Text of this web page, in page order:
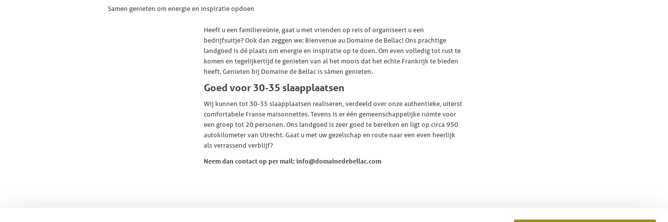
Samen genieten om energie en inspiratie opdoen
Heeft u een familiereünie, gaat u met vrienden op reis of organiseert u een
bedrijfsuitje? Ook dan zeggen we: Bienvenue au Domaine de Bellac! Ons prachtige
landgoed is dé plaats om energie en inspiratie op te doen. Om even volledig tot rust te
komen en tegelijkertijd te genieten van al het moois dat het echte Frankrijk te bieden
heeft. Genieten bij Domaine de Bellac is sámen genieten.
Goed voor 30-35 slaapplaatsen
Wij kunnen tot 30-35 slaapplaatsen realiseren, verdeeld over onze authentieke, uiterst
comfortabele Franse maisonnettes. Tevens is er één gemeenschappelijke ruimte voor
een groep tot 20 personen. Ons landgoed is zeer goed te bereiken en ligt op circa 950
autokilometer van Utrecht. Gaat u met uw gezelschap en route naar een even heerlijk
als verrassend verblijf?
Neem dan contact op per mail: info@domainedebellac.com